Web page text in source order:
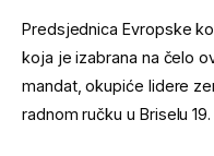
Predsjednica Evropske
koja je izabrana na čelo
mandat, okupiće lidere
radnom ručku u Briselu